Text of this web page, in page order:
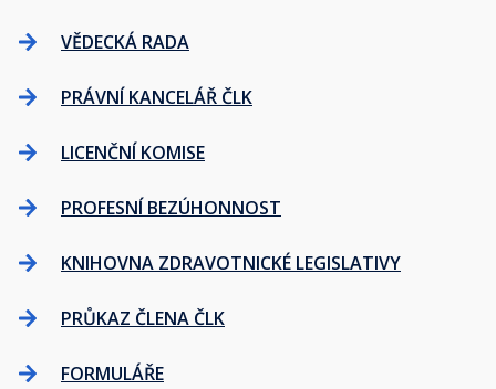
VĚDECKÁ RADA
PRÁVNÍ KANCELÁŘ ČLK
LICENČNÍ KOMISE
PROFESNÍ BEZÚHONNOST
KNIHOVNA ZDRAVOTNICKÉ LEGISLATIVY
PRŮKAZ ČLENA ČLK
FORMULÁŘE